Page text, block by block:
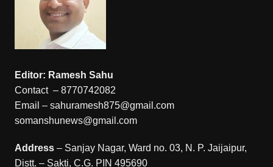
Editor: Ramesh Sahu
Contact – 8770742082
Email – sahuramesh875@gmail.com
somanshunews@gmail.com
Address– Sanjay Nagar, Ward no. 03, N. P. Jaijaipur,
Distt. – Sakti, C.G. PIN 495690